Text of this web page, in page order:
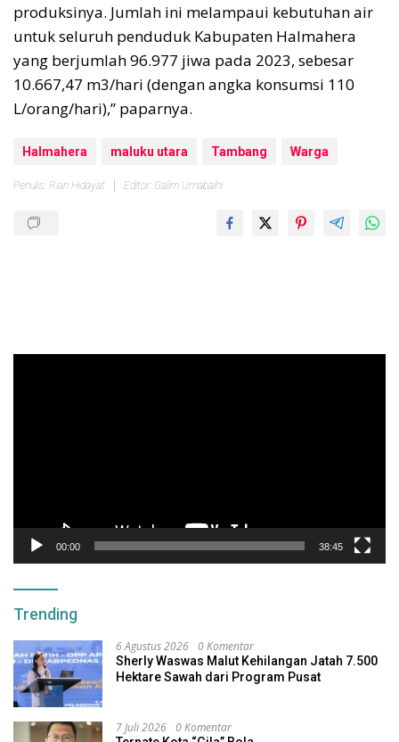
produksinya. Jumlah ini melampaui kebutuhan air
untuk seluruh penduduk Kabupaten Halmahera
yang berjumlah 96.977 jiwa pada 2023, sebesar
10.667,47 m3/hari (dengan angka konsumsi 110
L/orang/hari),” paparnya.
Halmahera maluku utara Tambang Warga
Penulis: Rian Hidayat Editor: Galim Umabaihi
00:00 38:45
Trending
6 Agustus 2026 0 Komentar
Sherly Waswas Malut Kehilangan Jatah 7.500
Hektare Sawah dari Program Pusat
7 Juli 2026 0 Komentar